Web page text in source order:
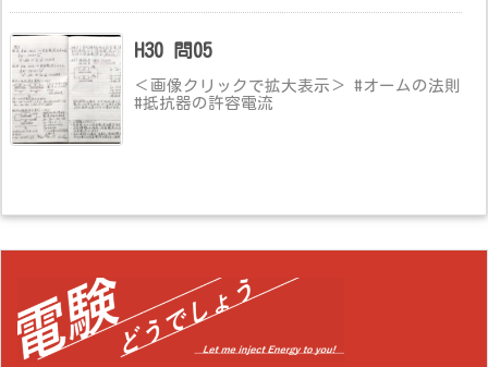
H30 問05
＜画像クリックで拡大表示＞ #オームの法則
#抵抗器の許容電流